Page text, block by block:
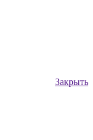
Закрыть